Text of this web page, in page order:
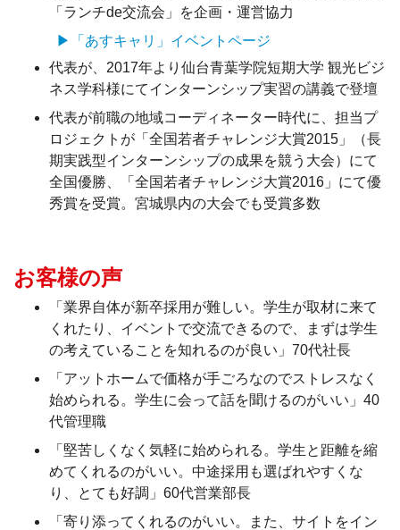
「ランチde交流会」を企画・運営協力
▶「あすキャリ」イベントページ
代表が、2017年より仙台青葉学院短期大学 観光ビジ
ネス学科様にてインターンシップ実習の講義で登壇
代表が前職の地域コーディネーター時代に、担当プ
ロジェクトが「全国若者チャレンジ大賞2015」（長
期実践型インターンシップの成果を競う大会）にて
全国優勝、「全国若者チャレンジ大賞2016」にて優
秀賞を受賞。宮城県内の大会でも受賞多数
お客様の声
「業界自体が新卒採用が難しい。学生が取材に来て
くれたり、イベントで交流できるので、まずは学生
の考えていることを知れるのが良い」70代社長
「アットホームで価格が手ごろなのでストレスなく
始められる。学生に会って話を聞けるのがいい」40
代管理職
「堅苦しくなく気軽に始められる。学生と距離を縮
めてくれるのがいい。中途採用も選ばれやすくな
り、とても好調」60代営業部長
「寄り添ってくれるのがいい。また、サイトをイン